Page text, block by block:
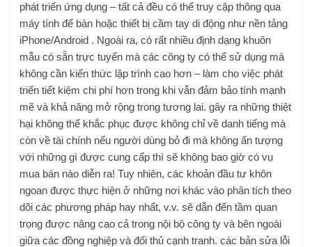
phát triển ứng dụng – tất cả đều có thể truy cập thông qua
máy tính để bàn hoặc thiết bị cầm tay di động như nền tảng
iPhone/Android . Ngoài ra, có rất nhiều định dạng khuôn
mẫu có sẵn trực tuyến mà các công ty có thể sử dụng mà
không cần kiến ​​thức lập trình cao hơn – làm cho việc phát
triển tiết kiệm chi phí hơn trong khi vẫn đảm bảo tính mạnh
mẽ và khả năng mở rộng trong tương lai. gây ra những thiệt
hại không thể khắc phục được không chỉ về danh tiếng mà
còn về tài chính nếu người dùng bỏ đi mà không ấn tượng
với những gì được cung cấp thì sẽ không bao giờ có vụ
mua bán nào diễn ra! Tuy nhiên, các khoản đầu tư khôn
ngoan được thực hiện ở những nơi khác vào phân tích theo
dõi các phương pháp hay nhất, v.v. sẽ dẫn đến tầm quan
trọng được nâng cao cả trong nội bộ công ty và bên ngoài
giữa các đồng nghiệp và đối thủ cạnh tranh. các bản sửa lỗi